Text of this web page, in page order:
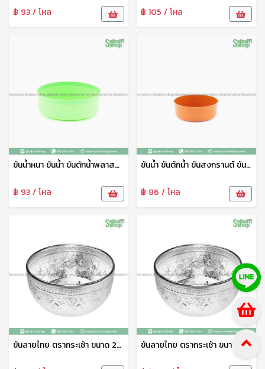
฿ 93 / โหล ฿ 105 / โหล
ขันน้ำหนา ขันน้ำ ขันตักน้ำพลาสติก ขันอเนกประสงค์ คละสี 18 A ดอกบัว
฿ 93 / โหล
ขันน้ำ ขันตักน้ำ ขันสงกรานต์ ขันอาบน้ำ ขันห้องน้ำ พลาสติก คละสี 18 B ดอกบัว
฿ 86 / โหล
ขันลายไทย ตรากระเช้า ขนาด 26 ซม. ขันน้ำลายไทย ใส่เครื่องดื่ม ใช้รดน้ำดำหัว ไหว้พระ งานพิธี คุณภาพดี แข็งแรง ทนทาน ขันลายไทย ตรากระเช้า ขนาด 22 ซม. ขันน้ำลายไทย ใส่เครื่องดื่ม ใช้รดน้ำดำหัว ไหว้พระ งานพิธี คุณภาพดี แข็งแรง ทนทาน